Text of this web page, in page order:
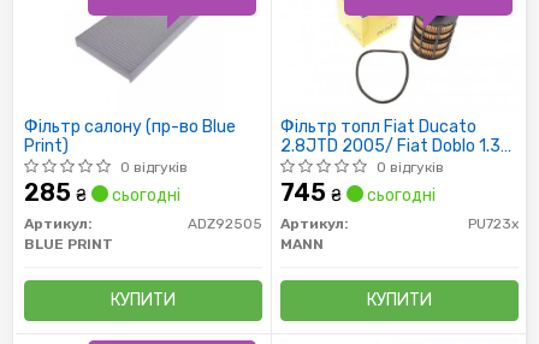
Фільтр салону (пр-во Blue
Print)
0 відгуків
285 ₴ сьогодні
Артикул:
ADZ92505
BLUE PRINT
КУПИТИ
Фільтр топл Fiat Ducato
2.8JTD 2005/ Fiat Doblo 1.3
TDI
0 відгуків
745 ₴ сьогодні
Артикул:
PU723x
MANN
КУПИТИ